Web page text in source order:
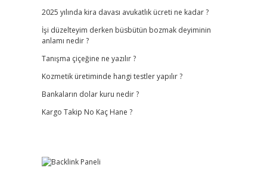
2025 yılında kira davası avukatlık ücreti ne kadar ?
İşi düzelteyim derken büsbütün bozmak deyiminin
anlamı nedir ?
Tanışma çiçeğine ne yazılır ?
Kozmetik üretiminde hangi testler yapılır ?
Bankaların dolar kuru nedir ?
Kargo Takip No Kaç Hane ?